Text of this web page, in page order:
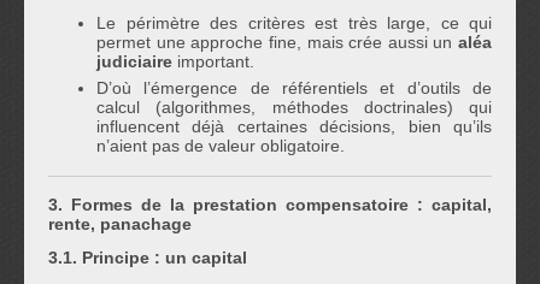
Le périmètre des critères est très large, ce qui
permet une approche fine, mais crée aussi un aléa
judiciaire important.
D’où l’émergence de référentiels et d’outils de
calcul (algorithmes, méthodes doctrinales) qui
influencent déjà certaines décisions, bien qu’ils
n’aient pas de valeur obligatoire.
3. Formes de la prestation compensatoire : capital,
rente, panachage
3.1. Principe : un capital